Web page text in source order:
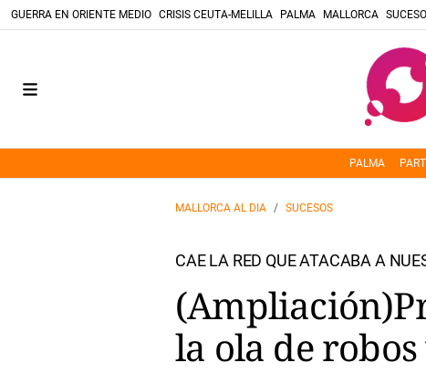
GUERRA EN ORIENTE MEDIO CRISIS CEUTA-MELILLA PALMA MALLORCA
PALMA
MALLORCA AL DIA SUCESOS
CAE LA RED QUE ATACABA A
la ola de